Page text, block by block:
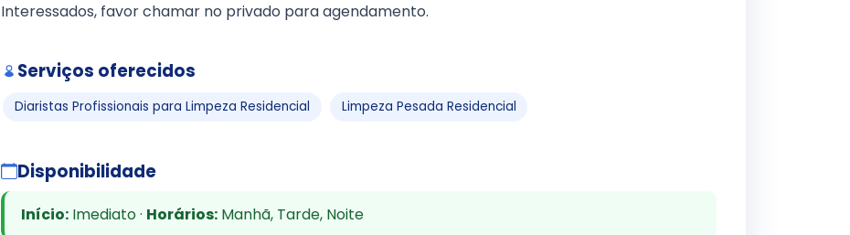
Interessados, favor chamar no privado para agendamento.
Serviços oferecidos
Diaristas Profissionais para Limpeza Residencial Limpeza Pesada Residencial
Disponibilidade
Início:Imediato · Horários:Manhã, Tarde, Noite